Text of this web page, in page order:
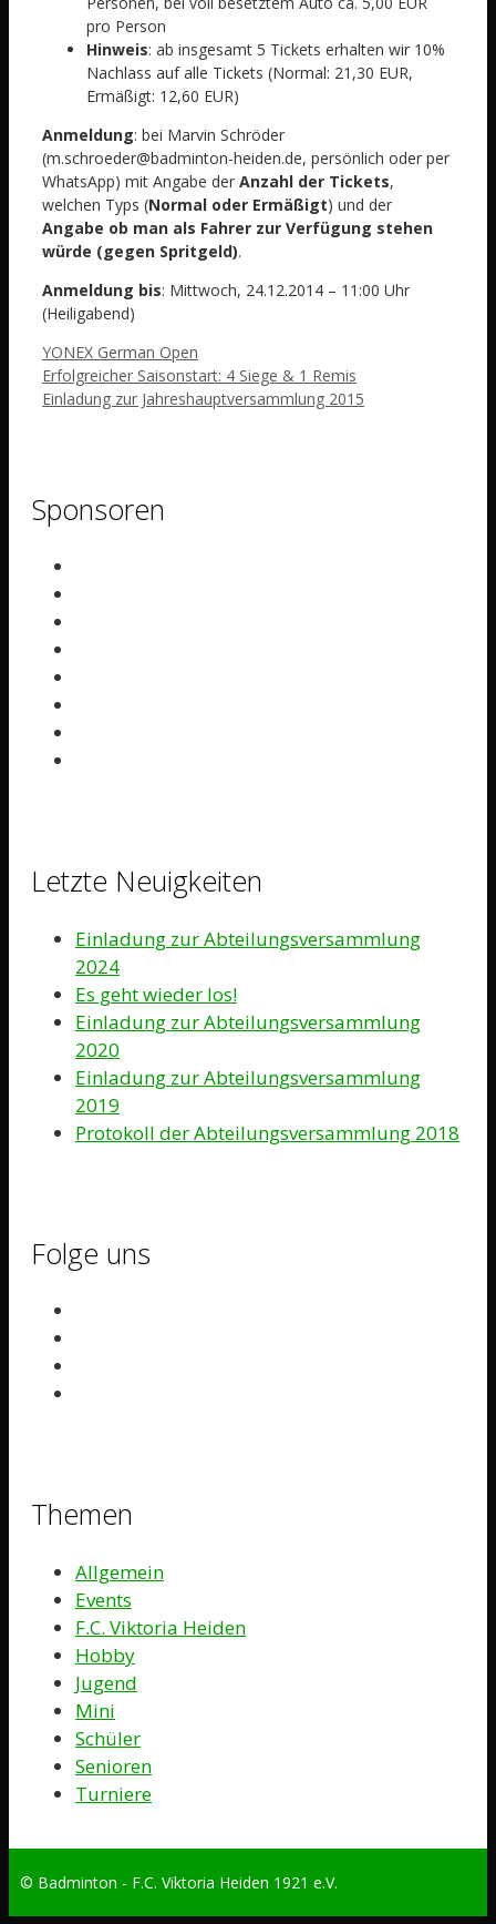
pro Person
Hinweis: ab insgesamt 5 Tickets erhalten wir 10%
Nachlass auf alle Tickets (Normal: 21,30 EUR,
Ermäßigt: 12,60 EUR)
Anmeldung: bei Marvin Schröder
(m.schroeder@badminton-heiden.de, persönlich oder per
WhatsApp) mit Angabe der Anzahl der Tickets,
welchen Typs (Normal oder Ermäßigt) und der
Angabe ob man als Fahrer zur Verfügung stehen
würde (gegen Spritgeld).
Anmeldung bis: Mittwoch, 24.12.2014 – 11:00 Uhr
(Heiligabend)
Schlagwörter
YONEX German Open
Erfolgreicher Saisonstart: 4 Siege & 1 Remis
Einladung zur Jahreshauptversammlung 2015
Sponsoren
Letzte Neuigkeiten
Einladung zur Abteilungsversammlung
2024
Es geht wieder los!
Einladung zur Abteilungsversammlung
2020
Einladung zur Abteilungsversammlung
2019
Protokoll der Abteilungsversammlung 2018
Folge uns
Themen
Allgemein
Events
F.C. Viktoria Heiden
Hobby
Jugend
Mini
Schüler
Senioren
Turniere
© Badminton - F.C. Viktoria Heiden 1921 e.V.